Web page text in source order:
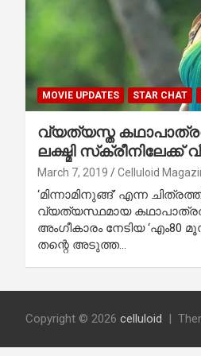
MOVIE UPDATES STAR CHAT
വ്യത്യസ്ത
ലക്ഷ്മി സ്‌ക്രീനിലേക്ക്
March 7, 2019 Celluloid
‘മിന്നാമിനുങ്ങ്’ എന്ന
വ്യത്യസ്ഥമായ
അംഗീകാരം നേടിയ ‘എം80
തന്റെ അടുത്ത…
Copyright © 2026 celluloid